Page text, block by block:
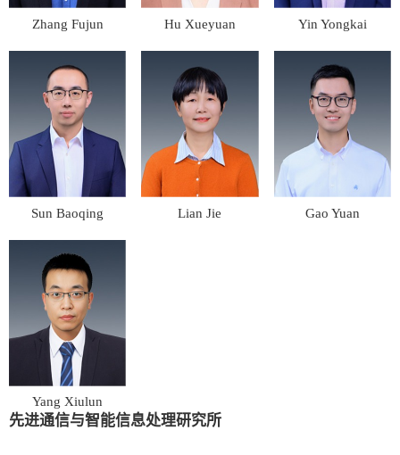
Zhang Fujun Hu Xueyuan Yin Yongkai
Sun Baoqing Lian Jie Gao Yuan
Yang Xiulun
先进通信与智能信息处理研究所